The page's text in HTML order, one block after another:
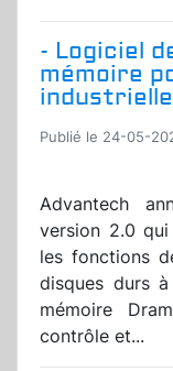
- Logiciel
mémoire
Publié le 24-05-
Advantech
version 2.0
les fonctions
disques durs
mémoire
contrôle et...